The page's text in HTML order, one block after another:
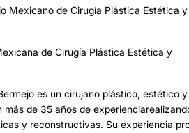
Mexicano de Cirugía Plástica Estética y
de Cirugía Plástica Estética y
es un cirujano plástico, estético y
de 35 años de
y reconstructivas. Su experiencia